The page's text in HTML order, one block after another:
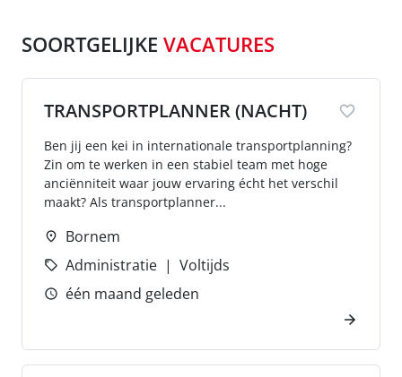
SOORTGELIJKE VACATURES
TRANSPORTPLANNER (NACHT)
Ben jij een kei in internationale transportplanning?
Zin om te werken in een stabiel team met hoge
anciënniteit waar jouw ervaring écht het verschil
maakt? Als transportplanner...
Bornem
Administratie
Voltijds
één maand geleden